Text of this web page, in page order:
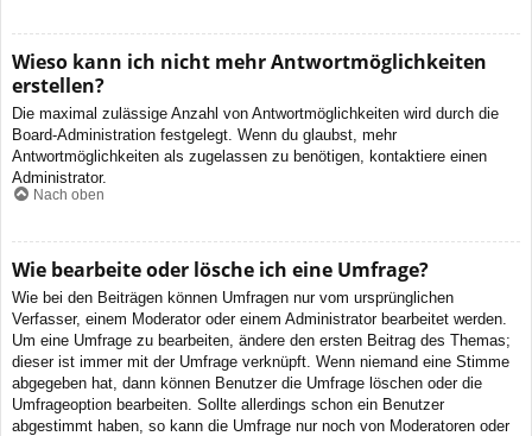
Wieso kann ich nicht mehr Antwortmöglichkeiten
erstellen?
Die maximal zulässige Anzahl von Antwortmöglichkeiten wird durch die
Board-Administration festgelegt. Wenn du glaubst, mehr
Antwortmöglichkeiten als zugelassen zu benötigen, kontaktiere einen
Administrator.
Nach oben
Wie bearbeite oder lösche ich eine Umfrage?
Wie bei den Beiträgen können Umfragen nur vom ursprünglichen
Verfasser, einem Moderator oder einem Administrator bearbeitet werden.
Um eine Umfrage zu bearbeiten, ändere den ersten Beitrag des Themas;
dieser ist immer mit der Umfrage verknüpft. Wenn niemand eine Stimme
abgegeben hat, dann können Benutzer die Umfrage löschen oder die
Umfrageoption bearbeiten. Sollte allerdings schon ein Benutzer
abgestimmt haben, so kann die Umfrage nur noch von Moderatoren oder